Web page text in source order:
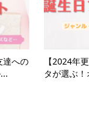
達への
【2024年
タが選ぶ